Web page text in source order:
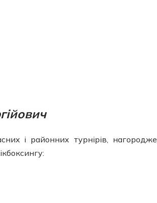
і районних турнірів,